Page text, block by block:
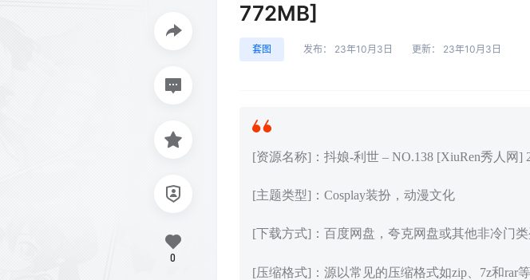
772MB]
套图 发布： 23年10月3日 更新： 23年10月3日
[资源名称]：抖娘-利世 – NO.138 [XiuRen秀人网]
[主题类型]：Cosplay装扮，动漫文化
[下载方式]：百度网盘，夸克网盘或其他非冷门
[压缩格式]：源以常见的压缩格式如zip、7z和rar
0